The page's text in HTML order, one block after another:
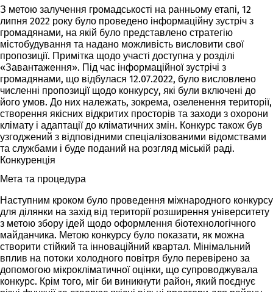
З метою залучення громадськості на ранньому етапі, 12
липня 2022 року було проведено інформаційну зустріч з
громадянами, на якій було представлено стратегію
містобудування та надано можливість висловити свої
пропозиції. Примітка щодо участі доступна у розділі
«Завантаження». Під час інформаційної зустрічі з
громадянами, що відбулася 12.07.2022, було висловлено
численні пропозиції щодо конкурсу, які були включені до
його умов. До них належать, зокрема, озеленення території,
створення якісних відкритих просторів та заходи з охорони
клімату і адаптації до кліматичних змін. Конкурс також був
узгоджений з відповідними спеціалізованими відомствами
та службами і буде поданий на розгляд міській раді.
Конкуренція
Мета та процедура
Наступним кроком було проведення міжнародного конкурсу
для ділянки на захід від території розширення університету
з метою збору ідей щодо оформлення біотехнологічного
майданчика. Метою конкурсу було показати, як можна
створити стійкий та інноваційний квартал. Мінімальний
вплив на потоки холодного повітря було перевірено за
допомогою мікрокліматичної оцінки, що супроводжувала
конкурс. Крім того, міг би виникнути район, який поєднує